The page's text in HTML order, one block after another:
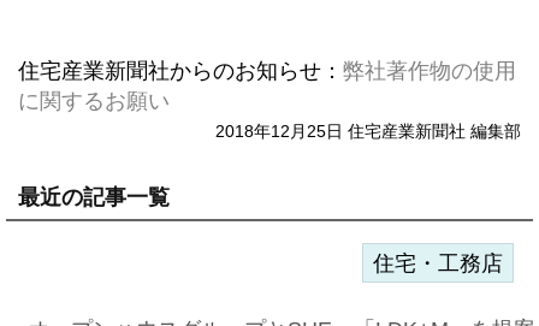
住宅産業新聞社からのお知らせ： 弊社著作物の使用
に関するお願い
2018年12月25日 住宅産業新聞社 編集部
最近の記事一覧
住宅・工務店